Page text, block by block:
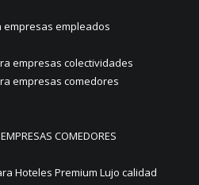
empleados
empresas colectividades
empresas comedores
COMEDORES
Hoteles Premium Lujo calidad